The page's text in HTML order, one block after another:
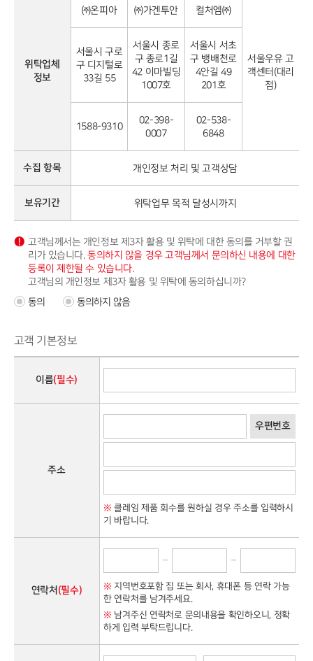
위탁업체
정보
㈜온피아 ㈜가겐투안 컬처엠㈜
서울우유 고
객센터(대리
점)
서울시 구로
구 디지털로
33길 55
서울시 종로
구 종로1길
42 이마빌딩
1007호
서울시 서초
구 뱅배천로
4안길 49
201호
1588-9310
02-398-
0007
02-538-
6848
수집 항목 개인정보 처리 및 고객상담
보유기간 위탁업무 목적 달성시까지
고객님께서는 개인정보 제3자 활용 및 위탁에 대한 동의를 거부할 권
리가 있습니다.동의하지 않을 경우 고객님께서 문의하신 내용에 대한
등록이 제한될 수 있습니다.
고객님의 개인정보 제3자 활용 및 위탁에 동의하십니까?
동의
동의하지 않음
고객 기본정보
이름(필수)
주소
우편번호
※ 클레임 제품 회수를 원하실 경우 주소를 입력하시
기 바랍니다.
연락처 (필수)
- -
※ 지역번호포함 집 또는 회사, 휴대폰 등 연락 가능
한 연락처를 남겨주세요.
※ 남겨주신 연락처로 문의내용을 확인하오니, 정확
하게 입력 부탁드립니다.